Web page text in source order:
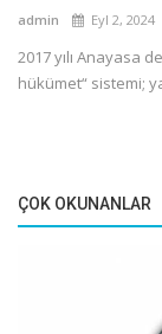
admin Eyl 2, 2024
2017 yılı Anayasa
hükümet“ sistemi;
ÇOK OKUNANLAR